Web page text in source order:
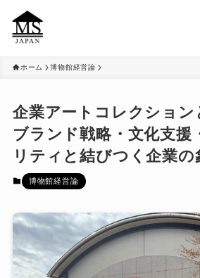
ホーム 博物館経営論
企業アートコレクショ
ブランド戦略・文化支援
リティと結びつく企業の
博物館経営論